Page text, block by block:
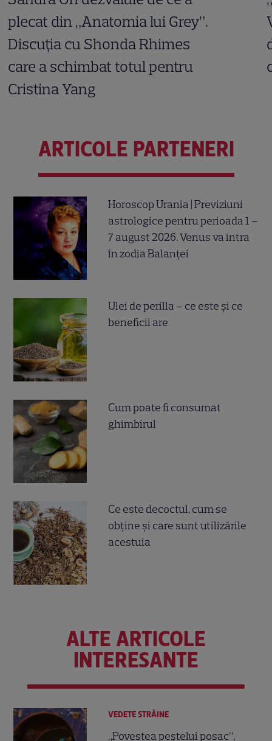
plecat din „Anatomia lui Grey”.
Discuția cu Shonda Rhimes
care a schimbat totul pentru
Cristina Yang
ARTICOLE PARTENERI
Horoscop Urania | Previziuni
astrologice pentru perioada 1 –
7 august 2026. Venus va intra
în zodia Balanței
Ulei de perilla – ce este și ce
beneficii are
Cum poate fi consumat
ghimbirul
Ce este decoctul, cum se
obţine şi care sunt utilizările
acestuia
ALTE ARTICOLE
INTERESANTE
VEDETE STRĂINE
„Povestea peștelui posac”,